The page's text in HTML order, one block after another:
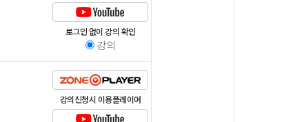
로그인 없이 강의 확인
강의
강의신청시 이용플레이어